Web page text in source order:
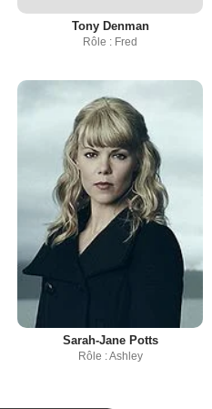
Tony Denman
Rôle : Fred
Sarah-Jane Potts
Rôle : Ashley